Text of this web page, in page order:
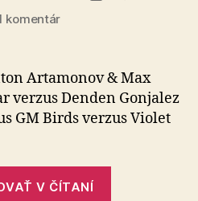
komentárna
Artamonov & Max
verzus Denden Gonjalez
GM Birds verzus Violet
V ČÍTANÍ